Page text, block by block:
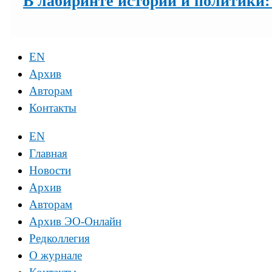
EN
Архив
Авторам
Контакты
EN
Главная
Новости
Архив
Авторам
Архив ЭО-Онлайн
Редколлегия
О журнале